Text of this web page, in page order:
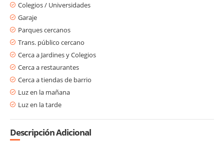
Colegios / Universidades
Garaje
Parques cercanos
Trans. público cercano
Cerca a Jardines y Colegios
Cerca a restaurantes
Cerca a tiendas de barrio
Luz en la mañana
Luz en la tarde
Descripción Adicional